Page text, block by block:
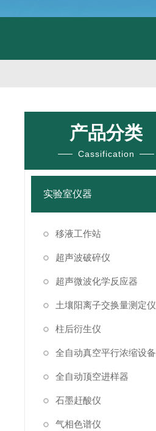
产品分类
Cassification
实验室仪器
移液工作站
超声波破碎仪
超声微波化学反应器
土壤阳离子交换量测定仪
柱后衍生仪
全自动真空平行浓缩设备
全自动顶空进样器
石墨赶酸仪
气相色谱仪